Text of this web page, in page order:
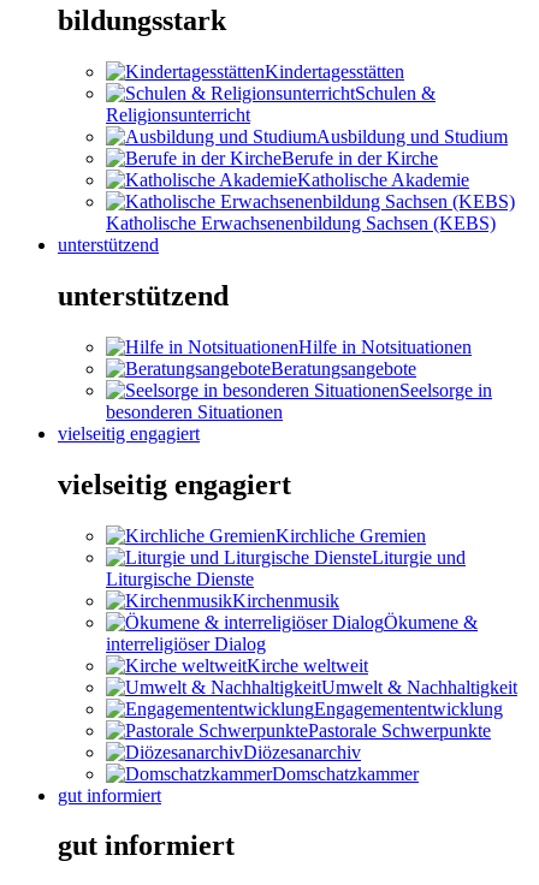
bildungsstark
Kindertagesstätten
Schulen &
Religionsunterricht
Ausbildung und Studium
Berufe in der Kirche
Katholische Akademie
Katholische Erwachsenenbildung Sachsen (KEBS)
unterstützend
unterstützend
Hilfe in Notsituationen
Beratungsangebote
Seelsorge in
besonderen Situationen
vielseitig engagiert
vielseitig engagiert
Kirchliche Gremien
Liturgie und
Liturgische Dienste
Kirchenmusik
Ökumene &
interreligiöser Dialog
Kirche weltweit
Umwelt & Nachhaltigkeit
Engagemententwicklung
Pastorale Schwerpunkte
Diözesanarchiv
Domschatzkammer
gut informiert
gut informiert